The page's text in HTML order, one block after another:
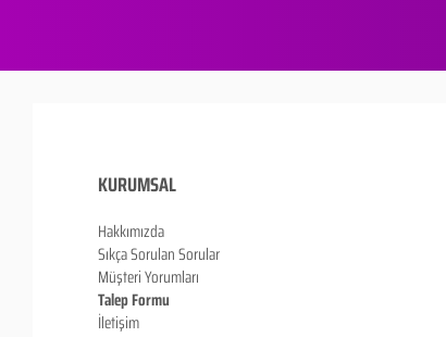
KURUMSAL
Hakkımızda
Sıkça Sorulan Sorular
Müşteri Yorumları
Talep Formu
İletişim